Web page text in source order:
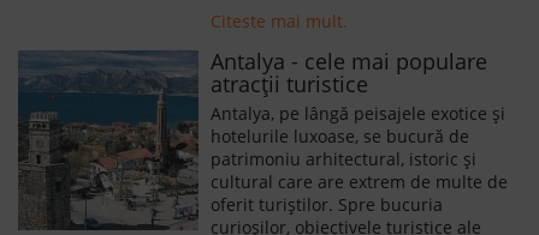
Citeste mai mult.
Antalya - cele mai populare
atracții turistice
Antalya, pe lângă peisajele exotice și
hotelurile luxoase, se bucură de
patrimoniu arhitectural, istoric și
cultural care are extrem de multe de
oferit turiștilor. Spre bucuria
curioșilor, obiectivele turistice ale